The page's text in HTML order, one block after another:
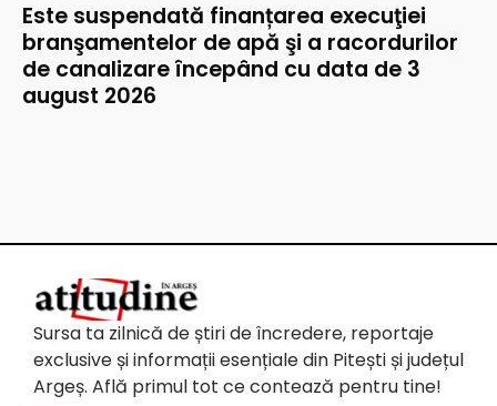
Este suspendată finanțarea execuţiei
branşamentelor de apă şi a racordurilor
de canalizare începând cu data de 3
august 2026
Sursa ta zilnică de știri de încredere, reportaje
exclusive și informații esențiale din Pitești și județul
Argeș. Află primul tot ce contează pentru tine!